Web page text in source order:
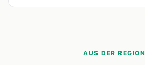
AUS DER REGION